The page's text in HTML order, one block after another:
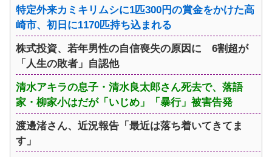
特定外来カミキリムシに1匹300円の賞金をかけた高
崎市、初日に1170匹持ち込まれる
株式投資、若年男性の自信喪失の原因に 6割超が
「人生の敗者」自認他
清水アキラの息子・清水良太郎さん死去で、落語
家・柳家小はだが「いじめ」「暴行」被害告発
渡邊渚さん、近況報告「最近は落ち着いてきてま
す」